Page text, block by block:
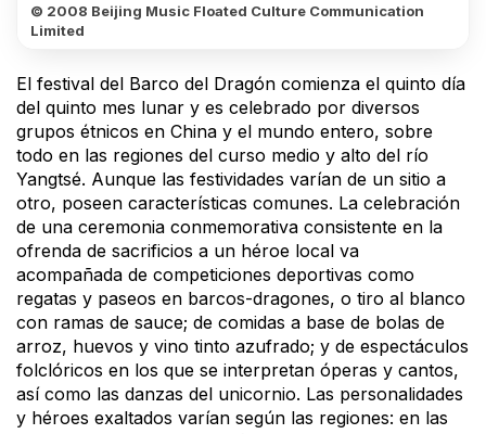
© 2008 Beijing Music Floated Culture Communication
Limited
El festival del Barco del Dragón comienza el quinto día
del quinto mes lunar y es celebrado por diversos
grupos étnicos en China y el mundo entero, sobre
todo en las regiones del curso medio y alto del río
Yangtsé. Aunque las festividades varían de un sitio a
otro, poseen características comunes. La celebración
de una ceremonia conmemorativa consistente en la
ofrenda de sacrificios a un héroe local va
acompañada de competiciones deportivas como
regatas y paseos en barcos-dragones, o tiro al blanco
con ramas de sauce; de comidas a base de bolas de
arroz, huevos y vino tinto azufrado; y de espectáculos
folclóricos en los que se interpretan óperas y cantos,
así como las danzas del unicornio. Las personalidades
y héroes exaltados varían según las regiones: en las